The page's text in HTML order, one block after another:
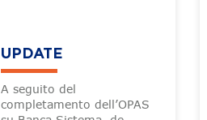
UPDATE
A seguito del
completamento dell’OPAS